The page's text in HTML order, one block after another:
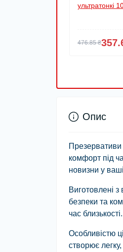
ультратонкі
476.85 ₴
Опис
Презервативи
комфорт під
новизни у
Виготовлені з
безпеки та
час близькості.
Особливістю
створює